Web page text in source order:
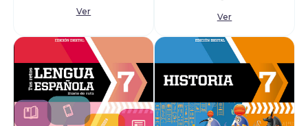
Ver
Ver